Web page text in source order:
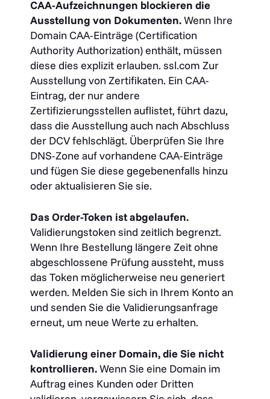
CAA-Aufzeichnungen blockieren die
Ausstellung von Dokumenten.Wenn Ihre
Domain CAA-Einträge (Certification
Authority Authorization) enthält, müssen
diese dies explizit erlauben. ssl.com Zur
Ausstellung von Zertifikaten. Ein CAA-
Eintrag, der nur andere
Zertifizierungsstellen auflistet, führt dazu,
dass die Ausstellung auch nach Abschluss
der DCV fehlschlägt. Überprüfen Sie Ihre
DNS-Zone auf vorhandene CAA-Einträge
und fügen Sie diese gegebenenfalls hinzu
oder aktualisieren Sie sie.
Das Order-Token ist abgelaufen.
Validierungstoken sind zeitlich begrenzt.
Wenn Ihre Bestellung längere Zeit ohne
abgeschlossene Prüfung aussteht, muss
das Token möglicherweise neu generiert
werden. Melden Sie sich in Ihrem Konto an
und senden Sie die Validierungsanfrage
erneut, um neue Werte zu erhalten.
Validierung einer Domain, die Sie nicht
kontrollieren.Wenn Sie eine Domain im
Auftrag eines Kunden oder Dritten